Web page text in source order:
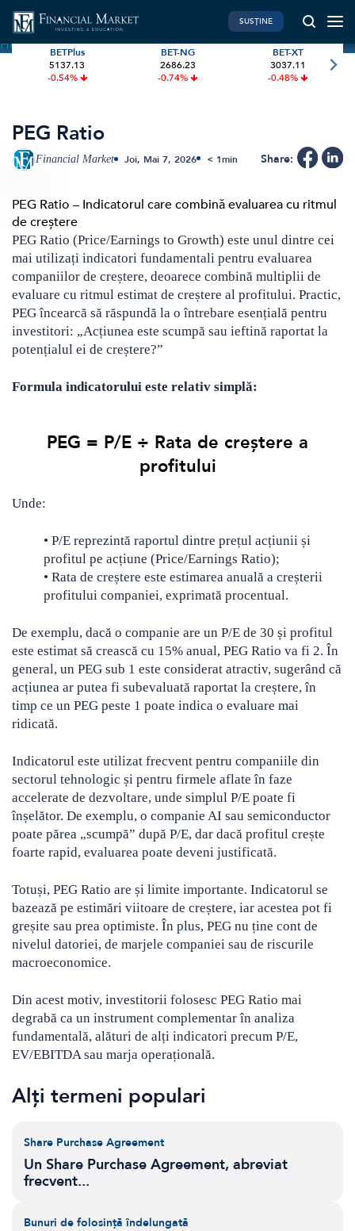
Home»Terms»PEG Ratio
PIATA DE CAPITAL
International
BVB Recap
Bursa
Acțiunea Zilei
Brokeri
FINANTE PERSONALE
Asigurari
FINTECH
Artificial Intelligence
Digital Trends
Crypto
TERMENUL ZILEI
GREEN FINANCE
ESG Investments
Sustainability
SUSȚINE
BETPlus
5137.13
-0.54%
BET-NG
2686.23
-0.74%
BET-XT
3037.11
-0.48%
PEG Ratio
Financial Market Joi, Mai 7, 2026 < 1min Share:
PEG Ratio – Indicatorul care combină evaluarea cu ritmul
de creștere
PEG Ratio (Price/Earnings to Growth) este unul dintre cei
mai utilizați indicatori fundamentali pentru evaluarea
companiilor de creștere, deoarece combină multiplii de
evaluare cu ritmul estimat de creștere al profitului. Practic,
PEG încearcă să răspundă la o întrebare esențială pentru
investitori: „Acțiunea este scumpă sau ieftină raportat la
potențialul ei de creștere?”
Formula indicatorului este relativ simplă:
PEG = P/E ÷ Rata de creștere a
profitului​
Unde:
• P/E reprezintă raportul dintre prețul acțiunii și
profitul pe acțiune (Price/Earnings Ratio);
• Rata de creștere este estimarea anuală a creșterii
profitului companiei, exprimată procentual.
De exemplu, dacă o companie are un P/E de 30 și profitul
este estimat să crească cu 15% anual, PEG Ratio va fi 2. În
general, un PEG sub 1 este considerat atractiv, sugerând că
acțiunea ar putea fi subevaluată raportat la creștere, în
timp ce un PEG peste 1 poate indica o evaluare mai
ridicată.
Indicatorul este utilizat frecvent pentru companiile din
sectorul tehnologic și pentru firmele aflate în faze
accelerate de dezvoltare, unde simplul P/E poate fi
înșelător. De exemplu, o companie AI sau semiconductor
poate părea „scumpă” după P/E, dar dacă profitul crește
foarte rapid, evaluarea poate deveni justificată.
Totuși, PEG Ratio are și limite importante. Indicatorul se
bazează pe estimări viitoare de creștere, iar acestea pot fi
greșite sau prea optimiste. În plus, PEG nu ține cont de
nivelul datoriei, de marjele companiei sau de riscurile
macroeconomice.
Din acest motiv, investitorii folosesc PEG Ratio mai
degrabă ca un instrument complementar în analiza
fundamentală, alături de alți indicatori precum P/E,
EV/EBITDA sau marja operațională.
Alți termeni populari
Share Purchase Agreement
Un Share Purchase Agreement, abreviat
frecvent...
Bunuri de folosință îndelungată